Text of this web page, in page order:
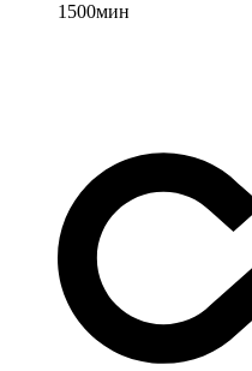
1500мин